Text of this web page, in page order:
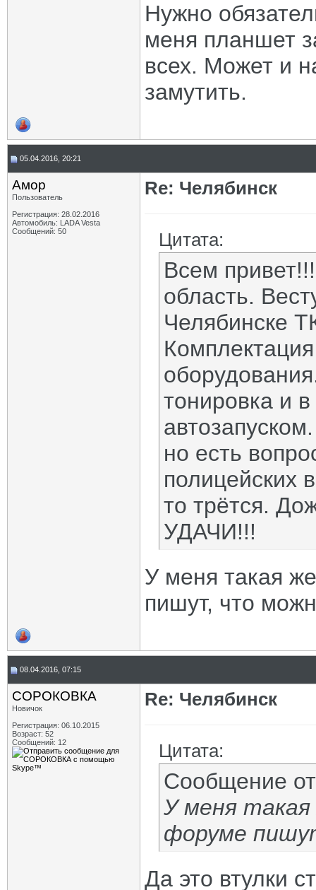
Нужно
меня планшет
всех. Может и
замутить.
05.04.2016, 20:21
Амор
Пользователь
Регистрация: 28.02.2016
Автомобиль: LADA Vesta
Сообщений: 50
Re: Челябинск
Цитата:
Всем
область.
Челябинске
тонировка и
но есть
полицейских
то трётся.
УДАЧИ!!!
У меня такая
пишут, что
08.04.2016, 07:15
СОРОКОВКА
Новичок
Регистрация: 06.10.2015
Возраст: 52
Сообщений: 12
Re: Челябинск
Цитата:
Сообщение
У меня такая
форуме
Да это втулки